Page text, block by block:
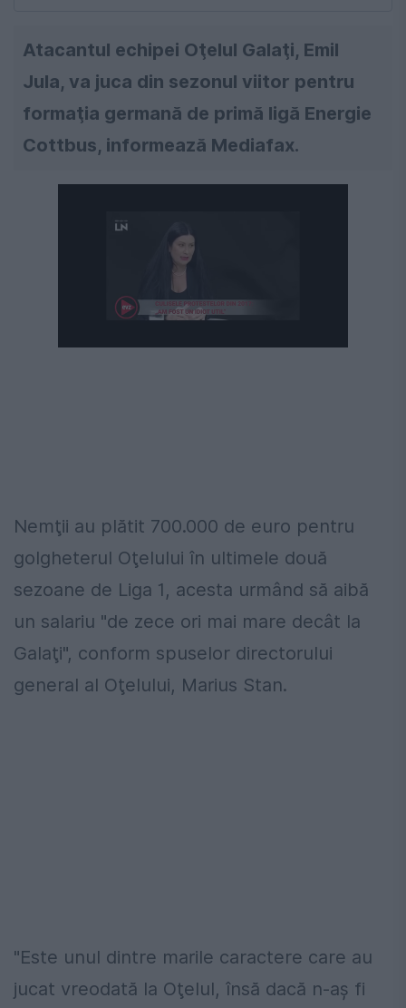
Atacantul echipei Oţelul Galaţi, Emil
Jula, va juca din sezonul viitor pentru
formaţia germană de primă ligă Energie
Cottbus, informează Mediafax.
Nemţii au plătit 700.000 de euro pentru
golgheterul Oţelului în ultimele două
sezoane de Liga 1, acesta urmând să aibă
un salariu "de zece ori mai mare decât la
Galaţi", conform spuselor directorului
general al Oţelului, Marius Stan.
"Este unul dintre marile caractere care au
jucat vreodată la Oţelul, însă dacă n-aş fi